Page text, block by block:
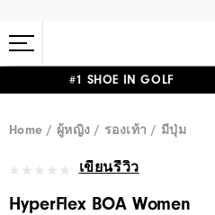
#1 SHOE IN GOLF
Home ผู้หญิง รองเท้า มีปุ่ม
เขียนรีวิว
HyperFlex BOA Women